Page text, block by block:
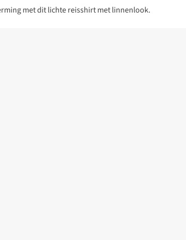
met dit lichte reisshirt met linnenlook.